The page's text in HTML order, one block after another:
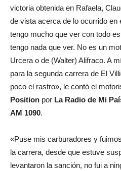
victoria obtenida en Rafaela,
de vista acerca de lo ocurrido en
tengo mucho que ver con todo
tengo nada que ver. No es un
Urcera o de (Walter) Alifraco. A
para la segunda carrera de El
poco el rastro», le contó el
Position por La Radio de Mi
AM 1090.
«Puse mis carburadores y
la carrera, desde que estuve
levantaron la sanción, no fui a